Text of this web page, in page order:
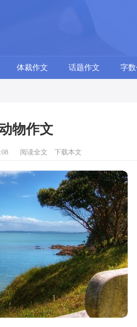
体裁作文 话题作文 字
物作文
阅读全文 下载本文